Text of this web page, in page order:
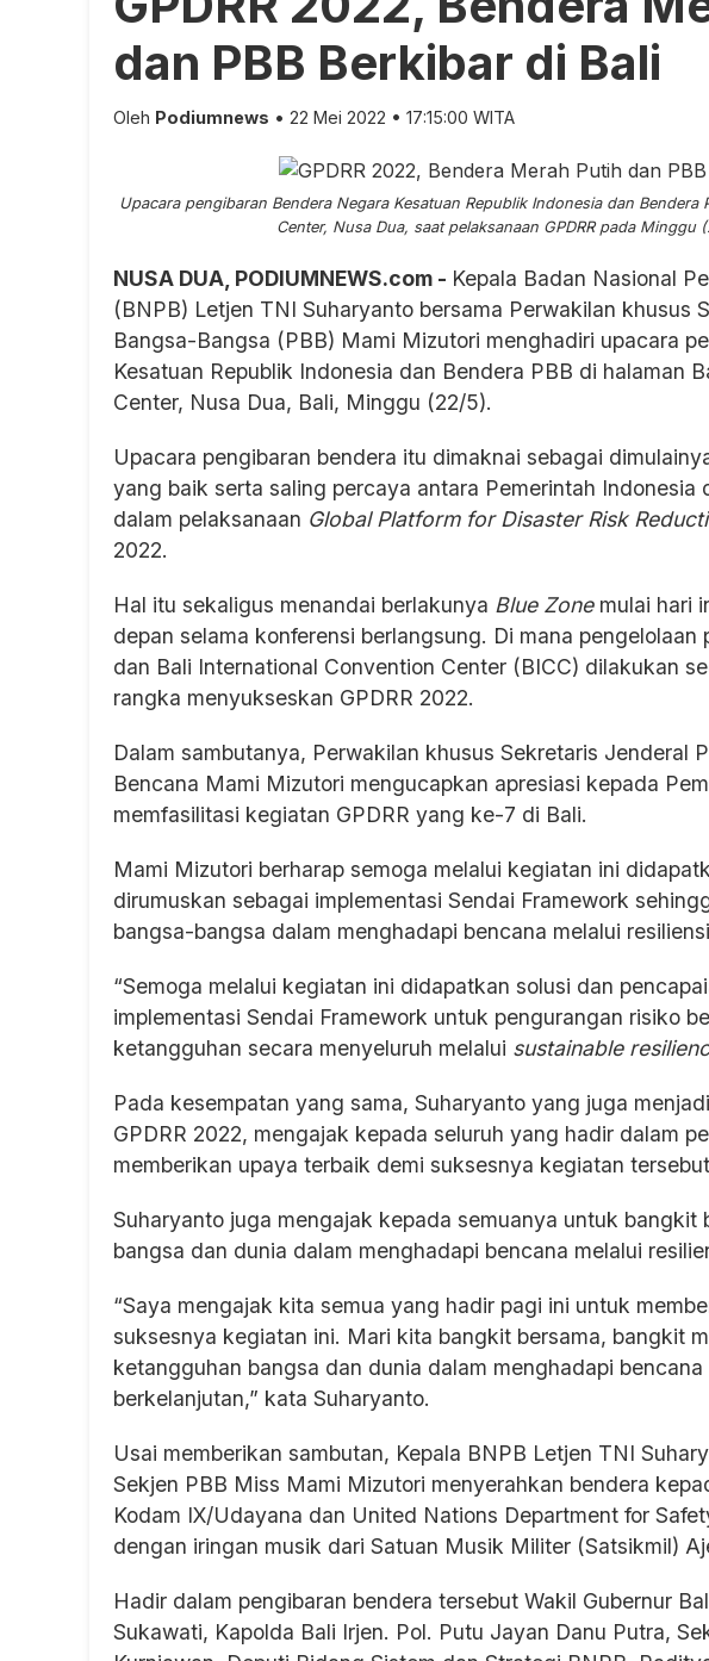
dan PBB Berkibar di Bali
Oleh Podiumnews • 22 Mei 2022 • 17:15:00 WITA
Upacara pengibaran Bendera Negara Kesatuan Republik Indonesia dan Bendera
Center, Nusa Dua, saat pelaksanaan GPDRR pada Minggu
NUSA DUA, PODIUMNEWS.com - Kepala Badan Nasional
(BNPB) Letjen TNI Suharyanto bersama Perwakilan khusus
Bangsa-Bangsa (PBB) Mami Mizutori menghadiri upacara
Kesatuan Republik Indonesia dan Bendera PBB di halaman
Center, Nusa Dua, Bali, Minggu (22/5).
Upacara pengibaran bendera itu dimaknai sebagai
yang baik serta saling percaya antara Pemerintah Indonesia
dalam pelaksanaan Global Platform for Disaster Risk
2022.
Hal itu sekaligus menandai berlakunya Blue Zonemulai hari
depan selama konferensi berlangsung. Di mana
dan Bali International Convention Center (BICC) dilakukan
rangka menyukseskan GPDRR 2022.
Dalam sambutanya, Perwakilan khusus Sekretaris Jenderal
Bencana Mami Mizutori mengucapkan apresiasi kepada
memfasilitasi kegiatan GPDRR yang ke-7 di Bali.
Mami Mizutori berharap semoga melalui kegiatan ini
dirumuskan sebagai implementasi Sendai Framework
bangsa-bangsa dalam menghadapi bencana melalui
“Semoga melalui kegiatan ini didapatkan solusi dan
implementasi Sendai Framework untuk pengurangan risiko
ketangguhan secara menyeluruh melalui sustainable
Pada kesempatan yang sama, Suharyanto yang juga
GPDRR 2022, mengajak kepada seluruh yang hadir dalam
memberikan upaya terbaik demi suksesnya kegiatan
Suharyanto juga mengajak kepada semuanya untuk bangkit
bangsa dan dunia dalam menghadapi bencana melalui
“Saya mengajak kita semua yang hadir pagi ini untuk
suksesnya kegiatan ini. Mari kita bangkit bersama, bangkit
ketangguhan bangsa dan dunia dalam menghadapi
berkelanjutan,” kata Suharyanto.
Usai memberikan sambutan, Kepala BNPB Letjen TNI
Sekjen PBB Miss Mami Mizutori menyerahkan bendera
Kodam IX/Udayana dan United Nations Department for
dengan iringan musik dari Satuan Musik Militer (Satsikmil)
Hadir dalam pengibaran bendera tersebut Wakil Gubernur
Sukawati, Kapolda Bali Irjen. Pol. Putu Jayan Danu Putra,